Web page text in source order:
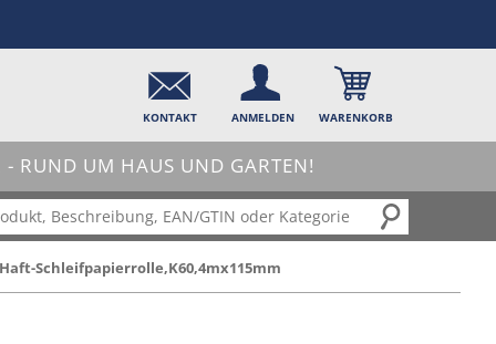
KONTAKT ANMELDEN WARENKORB
RUND UM HAUS UND GARTEN!
Schleifpapierrolle,K60,4mx115mm